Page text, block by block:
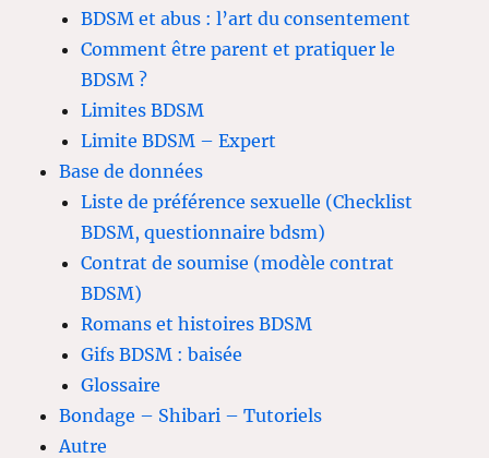
BDSM et abus : l’art du consentement
Comment être parent et pratiquer le
BDSM ?
Limites BDSM
Limite BDSM – Expert
Base de données
Liste de préférence sexuelle (Checklist
BDSM, questionnaire bdsm)
Contrat de soumise (modèle contrat
BDSM)
Romans et histoires BDSM
Gifs BDSM : baisée
Glossaire
Bondage – Shibari – Tutoriels
Autre